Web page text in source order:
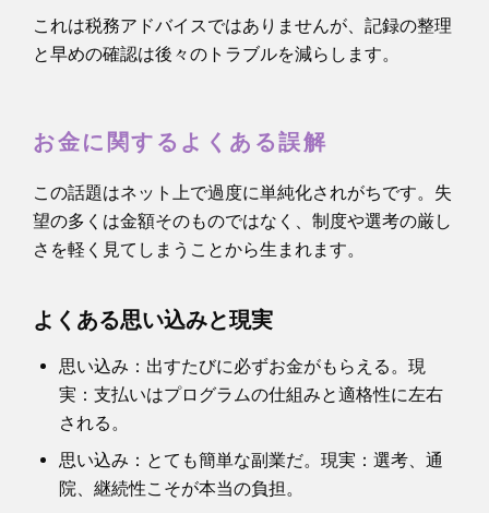
これは税務アドバイスではありませんが、記録の整理
と早めの確認は後々のトラブルを減らします。
お金に関するよくある誤解
この話題はネット上で過度に単純化されがちです。失
望の多くは金額そのものではなく、制度や選考の厳し
さを軽く見てしまうことから生まれます。
よくある思い込みと現実
思い込み：出すたびに必ずお金がもらえる。現
実：支払いはプログラムの仕組みと適格性に左右
される。
思い込み：とても簡単な副業だ。現実：選考、通
院、継続性こそが本当の負担。